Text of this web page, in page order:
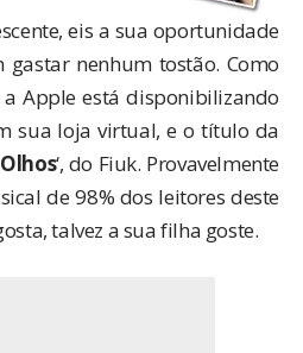
eis a sua oportunidade
nenhum tostão. Como
Apple está disponibilizando
sua loja virtual, e o título da
‘, do Fiuk. Provavelmente
de 98% dos leitores deste
talvez a sua filha goste.